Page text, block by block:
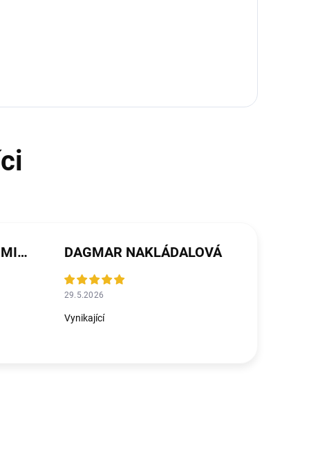
JANA ŘEZNÍČKOVÁ MICHALIČKOVÁ DAGMAR NAKLÁDALOVÁ
29.5.2026
Vynikající